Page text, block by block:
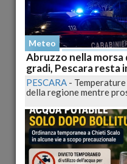
Cronaca Nazionale
WOW Chiude, 14 anni
MILANO-La Fondazione
Spazio Fumetto entro il 15
Meteo
Abruzzo nella morsa
gradi, Pescara resta
PESCARA -
della regione mentre